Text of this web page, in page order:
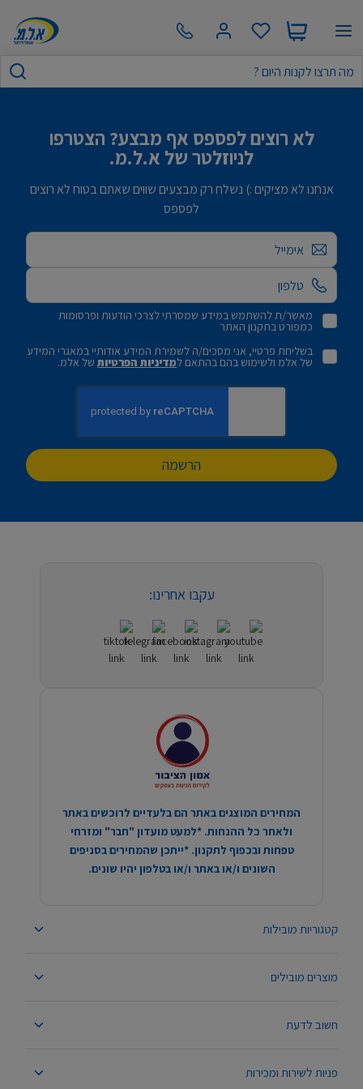
לא רוצים לפספס אף מבצע? הצטרפו
לניוזלטר של א.ל.מ.
אנחנו לא מציקים :) נשלח רק מבצעים שווים שאתם בטוח לא רוצים
לפספס
אימייל
מאשר/ת להשתמש במידע שמסרתי לצרכי הודעות ופרסומות
כמפורט בתקנון האתר
בשליחת פרטיי, אני מסכים/ה לשמירת המידע אודותיי במאגרי המידע
של אלמ ולשימוש בהם בהתאם למדיניות הפרטיותשל אלמ.
הרשמה
קטגוריות מובילות
מוצרים מובילים
חשוב לדעת
פניות לשירות ומכירות
עקבו אחרינו:
המחירים המוצגים באתר הם בלעדיים לרוכשים באתר
ולאחר כל ההנחות. *למעט מועדון "חבר" ומזרחי
טפחות ובכפוף לתקנון. *ייתכן שהמחירים בסניפים
השונים ו/או באתר ו/או בטלפון יהיו שונים.